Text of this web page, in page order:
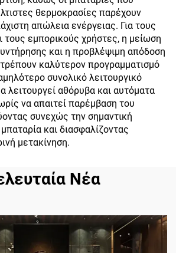
θερμοκρασίες παρέχουν
απώλεια ενέργειας. Για τους
τους εμπορικούς χρήστες, η μείωση
και η προβλέψιμη απόδοση
καλύτερον προγραμματισμό
συνολικό λειτουργικό
λειτουργεί αθόρυβα και αυτόματα
να απαιτεί παρέμβαση του
συνεχώς την σημαντική
και διασφαλίζοντας
μετακίνηση.
Νέα